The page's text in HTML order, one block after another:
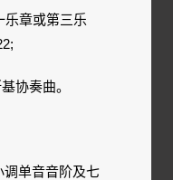
章或第三乐
协奏曲。
单音音阶及七